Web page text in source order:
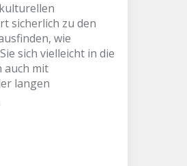
sicherlich zu den
wie
sich vielleicht in die
auch mit
langen